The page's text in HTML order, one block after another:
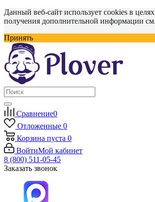
Данный веб-сайт использует cookies в
получения дополнительной информации см.
Принять
Сравнение0
Отложенные 0
Корзина пуста 0
ВойтиМой кабинет
8 (800) 511-05-45
Заказать звонок